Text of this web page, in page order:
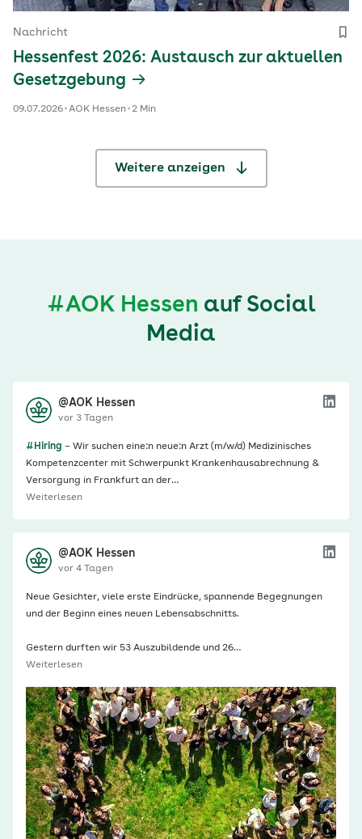
Nachricht
Hessenfest 2026: Austausch zur aktuellen
Gesetzgebung
09.07.2026 AOK Hessen 2 Min
Weitere anzeigen
#AOK Hessen auf Social
Media
@AOK Hessen
vor 3 Tagen
#Hiring – Wir suchen eine:n neue:n Arzt (m/w/d) Medizinisches
Kompetenzcenter mit Schwerpunkt Krankenhausabrechnung &
Versorgung in Frankfurt an der…
Weiterlesen
@AOK Hessen
vor 4 Tagen
Neue Gesichter, viele erste Eindrücke, spannende Begegnungen
und der Beginn eines neuen Lebensabschnitts.
Gestern durften wir 53 Auszubildende und 26…
Weiterlesen